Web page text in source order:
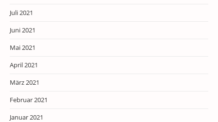
Juli 2021
Juni 2021
Mai 2021
April 2021
März 2021
Februar 2021
Januar 2021